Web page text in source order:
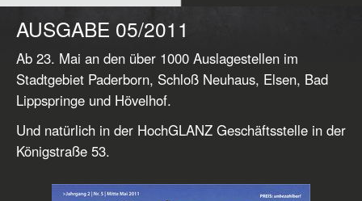
AUSGABE 05/2011
Ab 23. Mai an den über 1000 Auslagestellen im
Stadtgebiet Paderborn, Schloß Neuhaus, Elsen, Bad
Lippspringe und Hövelhof.
Und natürlich in der HochGLANZ Geschäftsstelle in der
Königstraße 53.